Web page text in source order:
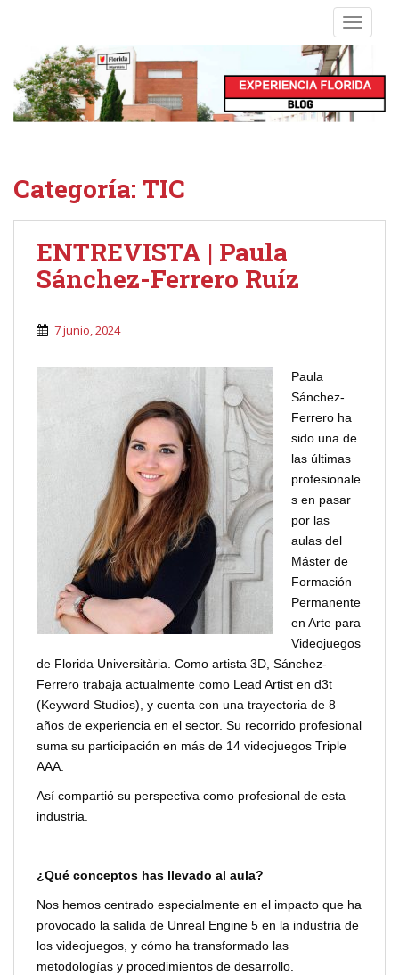
Categoría: TIC
ENTREVISTA | Paula
Sánchez-Ferrero Ruíz
7 junio, 2024
Paula
Sánchez-
Ferrero ha
sido una de
las últimas
profesionale
s en pasar
por las
aulas del
Máster de
Formación
Permanente
en Arte para
Videojuegos
de Florida Universitària. Como artista 3D, Sánchez-
Ferrero trabaja actualmente como Lead Artist en d3t
(Keyword Studios), y cuenta con una trayectoria de 8
años de experiencia en el sector. Su recorrido profesional
suma su participación en más de 14 videojuegos Triple
AAA.
Así compartió su perspectiva como profesional de esta
industria.
¿Qué conceptos has llevado al aula?
Nos hemos centrado especialmente en el impacto que ha
provocado la salida de Unreal Engine 5 en la industria de
los videojuegos, y cómo ha transformado las
metodologías y procedimientos de desarrollo.